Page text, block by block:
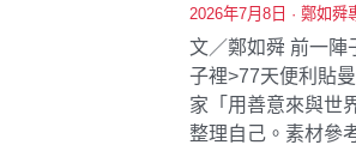
2026年7月8日 ·鄭如舜
文／鄭如舜 前一陣
子裡>77天便利貼
家「用善意來與世
整理自己。素材參